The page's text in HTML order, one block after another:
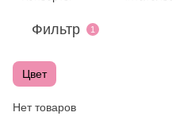
Фильтр 1
Цвет
Нет товаров